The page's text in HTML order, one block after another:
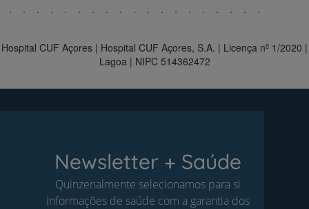
Hospital CUF Açores | Hospital CUF Açores, S.A. | Licença nº 1/2020 |
Lagoa | NIPC 514362472
Newsletter + Saúde
Quinzenalmente selecionamos para si
informações de saúde com a garantia dos